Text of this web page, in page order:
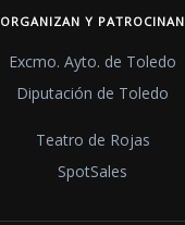
ORGANIZAN Y PATROCINAN
Excmo. Ayto. de Toledo
Diputación de Toledo
Teatro de Rojas
SpotSales